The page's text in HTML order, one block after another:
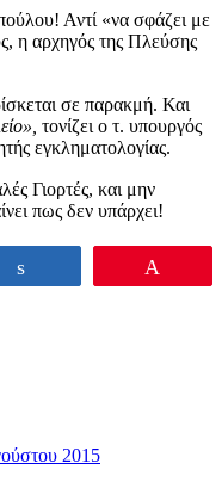
Αντί «να σφάζει με
η αρχηγός της Πλεύσης
σε παρακμή. Και
τονίζει ο τ. υπουργός
εγκληματολογίας.
Γιορτές, και μην
πως δεν υπάρχει!
2015